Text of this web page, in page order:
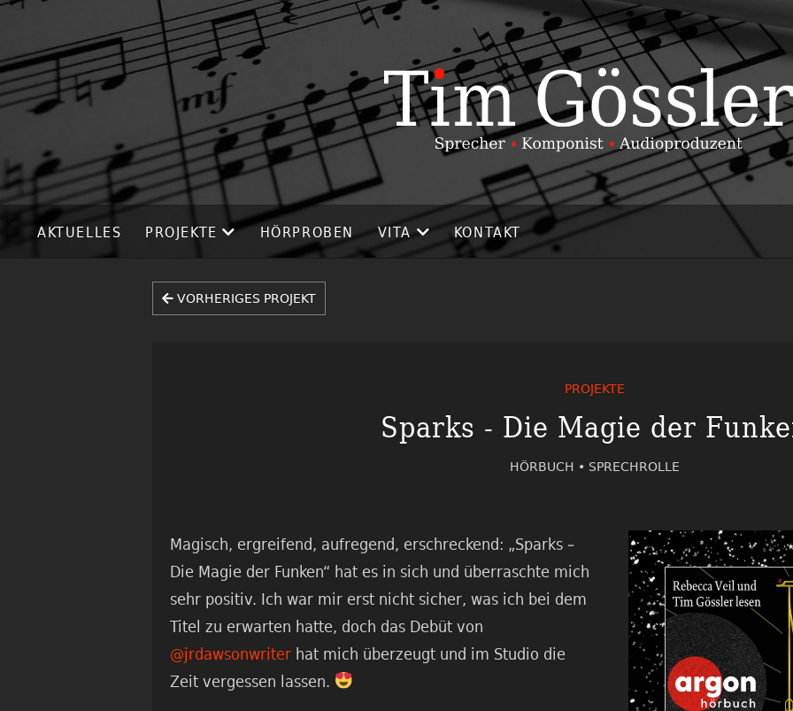
AKTUELLES PROJEKTE HÖRPROBEN VITA KONTAKT
VORHERIGES PROJEKT
PROJEKTE
Sparks - Die Magie der
HÖRBUCH • SPRECHROLLE
Magisch, ergreifend, aufregend, erschreckend: „Sparks –
Die Magie der Funken“ hat es in sich und überraschte mich
sehr positiv. Ich war mir erst nicht sicher, was ich bei dem
Titel zu erwarten hatte, doch das Debüt von
@jrdawsonwriterhat mich überzeugt und im Studio die
Zeit vergessen lassen.